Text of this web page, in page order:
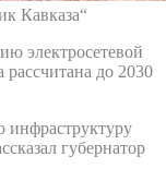
Кавказа“
электросетевой
до 2030
инфраструктуру
губернатор